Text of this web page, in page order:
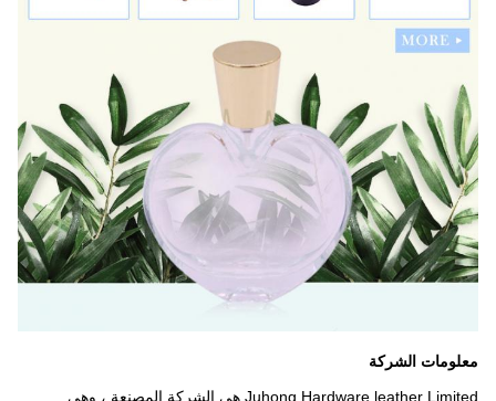
معلومات الشركة
Juhong Hardware leather Limited هي الشركة المصنعة ، وهي